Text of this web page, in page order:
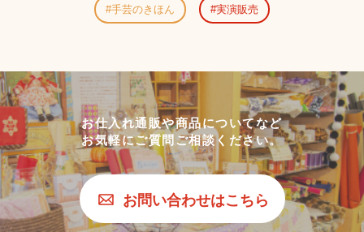
手芸のきほん 実演販売
お仕入れ通販や商品についてなど
お気軽にご質問ご相談ください。
お問い合わせはこちら